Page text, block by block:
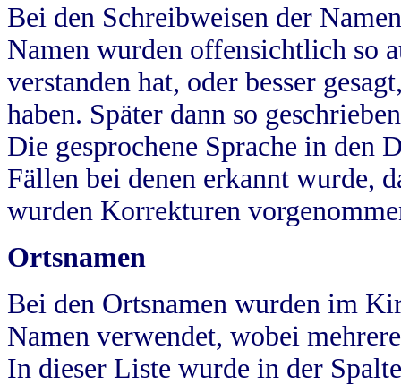
Bei den Schreibweisen der
Namen wurden offensichtlich so
verstanden hat, oder besser
haben. Später dann so
Die gesprochene Sprache in
Fällen bei denen erkannt wurde,
wurden Korrekturen
Ortsnamen
Bei den Ortsnamen wurden im
Namen verwendet, wobei
In dieser Liste wurde in der